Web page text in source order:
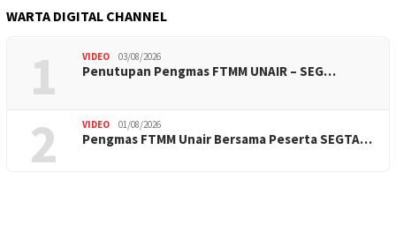
WARTA DIGITAL CHANNEL
1 VIDEO 03/08/2026
Penutupan Pengmas FTMM UNAIR – SEG…
2 VIDEO 01/08/2026
Pengmas FTMM Unair Bersama Peserta SEGTA…